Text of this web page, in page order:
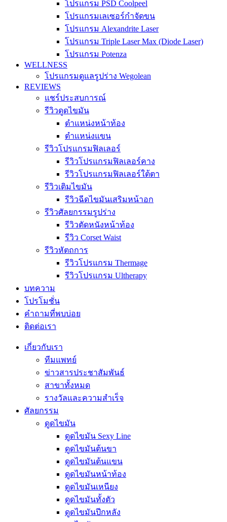
โปรแกรม PSD Coolpeel
โปรแกรมเลเซอร์กำจัดขน
โปรแกรม Alexandrite Laser
โปรแกรม Triple Laser Max (Diode Laser)
โปรแกรม Potenza
WELLNESS
โปรแกรมดูแลรูปร่าง Wegolean
REVIEWS
แชร์ประสบการณ์
รีวิวดูดไขมัน
ตำแหน่งหน้าท้อง
ตำแหน่งแขน
รีวิวโปรแกรมฟิลเลอร์
รีวิวโปรแกรมฟิลเลอร์คาง
รีวิวโปรแกรมฟิลเลอร์ใต้ตา
รีวิวเติมไขมัน
รีวิวฉีดไขมันเสริมหน้าอก
รีวิวศัลยกรรมรูปร่าง
รีวิวตัดหนังหน้าท้อง
รีวิว Corset Waist
รีวิวหัตถการ
รีวิวโปรแกรม Thermage
รีวิวโปรแกรม Ultherapy
บทความ
โปรโมชั่น
คำถามที่พบบ่อย
ติดต่อเรา
เกี่ยวกับเรา
ทีมแพทย์
ข่าวสารประชาสัมพันธ์
สาขาทั้งหมด
รางวัลและความสำเร็จ
ศัลยกรรม
ดูดไขมัน
ดูดไขมัน Sexy Line
ดูดไขมันต้นขา
ดูดไขมันต้นแขน
ดูดไขมันหน้าท้อง
ดูดไขมันเหนียง
ดูดไขมันทั้งตัว
ดูดไขมันปีกหลัง